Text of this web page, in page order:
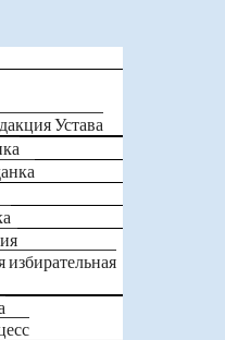
Устава
избирательная